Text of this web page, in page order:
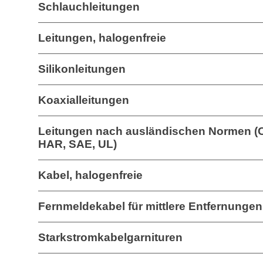
Schlauchleitungen
Leitungen, halogenfreie
Silikonleitungen
Koaxialleitungen
Leitungen nach ausländischen Normen
HAR, SAE, UL)
Kabel, halogenfreie
Fernmeldekabel für mittlere Entfernungen
Starkstromkabelgarnituren